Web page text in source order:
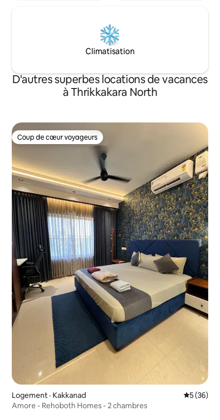
Climatisation
D'autres superbes locations de vacances
à Thrikkakara North
Coup de cœur voyageurs
Coup de cœur voyageurs
Logement · Kakkanad Note
5 (36)
Amore - Rehoboth Homes - 2 chambres